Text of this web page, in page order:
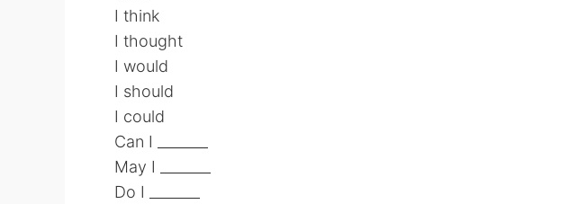
I think
I thought
I would
I should
I could
Can I _______
May I _______
Do I _______